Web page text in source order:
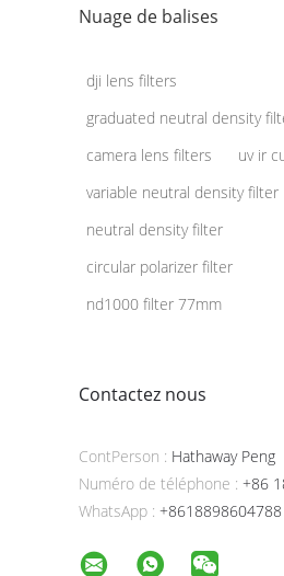
Nuage de balises
dji lens filters
graduated neutral density
camera lens filters
uv ir
variable neutral density filter
neutral density filter
circular polarizer filter
nd1000 filter 77mm
Contactez nous
ContPerson : Hathaway Peng
Numéro de téléphone : +86
WhatsApp : +8618898604788